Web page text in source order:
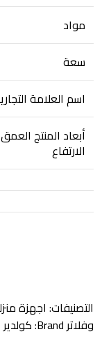
مواد
سعة
اسم العلامة
أبعاد المنتج
الارتفاع
التصنيفات:اجهزة
وفلاتر Brand: كولدير